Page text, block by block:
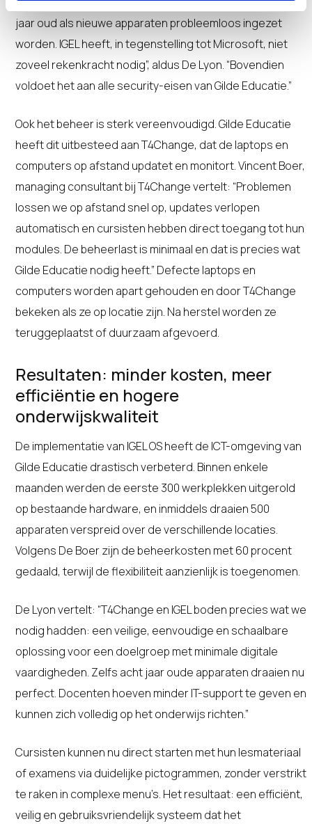
jaar oud als nieuwe apparaten probleemloos ingezet
worden. IGEL heeft, in tegenstelling tot Microsoft, niet
zoveel rekenkracht nodig”, aldus De Lyon. “Bovendien
voldoet het aan alle security-eisen van Gilde Educatie.”
Ook het beheer is sterk vereenvoudigd. Gilde Educatie
heeft dit uitbesteed aan T4Change, dat de laptops en
computers op afstand updatet en monitort. Vincent Boer,
managing consultant bij T4Change vertelt: “Problemen
lossen we op afstand snel op, updates verlopen
automatisch en cursisten hebben direct toegang tot hun
modules. De beheerlast is minimaal en dat is precies wat
Gilde Educatie nodig heeft.” Defecte laptops en
computers worden apart gehouden en door T4Change
bekeken als ze op locatie zijn. Na herstel worden ze
teruggeplaatst of duurzaam afgevoerd.
Resultaten: minder kosten, meer
efficiëntie en hogere
onderwijskwaliteit
De implementatie van IGEL OS heeft de ICT-omgeving van
Gilde Educatie drastisch verbeterd. Binnen enkele
maanden werden de eerste 300 werkplekken uitgerold
op bestaande hardware, en inmiddels draaien 500
apparaten verspreid over de verschillende locaties.
Volgens De Boer zijn de beheerkosten met 60 procent
gedaald, terwijl de flexibiliteit aanzienlijk is toegenomen.
De Lyon vertelt: “T4Change en IGEL boden precies wat we
nodig hadden: een veilige, eenvoudige en schaalbare
oplossing voor een doelgroep met minimale digitale
vaardigheden. Zelfs acht jaar oude apparaten draaien nu
perfect. Docenten hoeven minder IT-support te geven en
kunnen zich volledig op het onderwijs richten.”
Cursisten kunnen nu direct starten met hun lesmateriaal
of examens via duidelijke pictogrammen, zonder verstrikt
te raken in complexe menu’s. Het resultaat: een efficiënt,
veilig en gebruiksvriendelijk systeem dat het